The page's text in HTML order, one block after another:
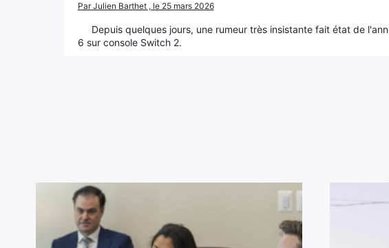
Par Julien Barthet , le 25 mars 2026
Depuis quelques jours, une rumeur très insistante fait état de
6 sur console Switch 2.